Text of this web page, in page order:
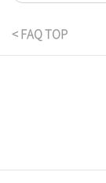
< FAQ TOP